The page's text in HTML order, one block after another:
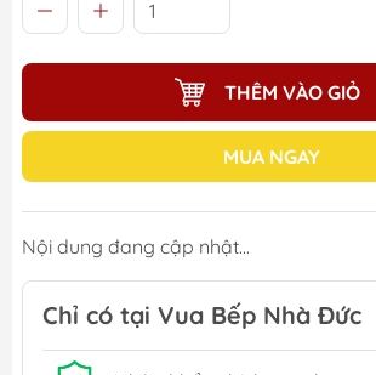
THÊM VÀO GIỎ
MUA NGAY
Nội dung đang cập nhật...
Chỉ có tại Vua Bếp Nhà Đức